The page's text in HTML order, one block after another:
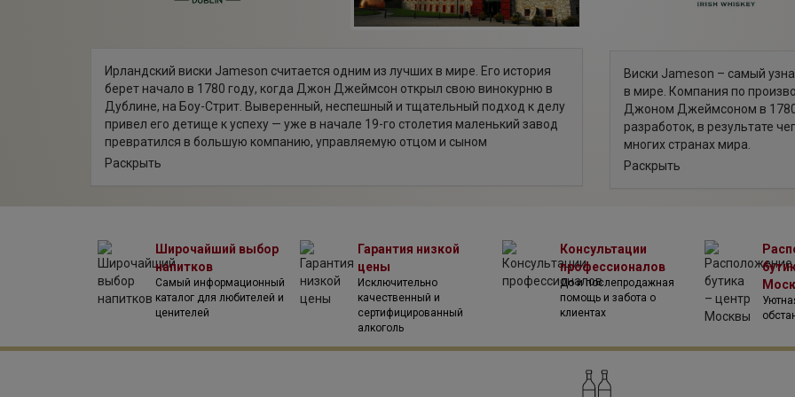
Ирландский виски Jameson считается одним из лучших в мире. Его история
берет начало в 1780 году, когда Джон Джеймсон открыл свою винокурню в
Дублине, на Боу-Стрит. Выверенный, неспешный и тщательный подход к делу
привел его детище к успеху — уже в начале 19-го столетия маленький завод
превратился в большую компанию, управляемую отцом и сыном
Джеймсонами.
традициям, безупречному качеству и многогранности вкусовых и
ароматических свойств.
Теперь производство виски Джемесон ведется в графстве Корк под
руководством концерна Pernod Ricard. В отличии от шотландского виски,
продукция Jameson проходит не двухступенчатую, а трехступенчатую
раскрывается тончайшим букетом ароматом.
Раскрыть
Виски Jameson – самый
в мире. Компания по
Джоном Джеймсоном в 1780
разработок, в результате
многих странах мира.
Сегодня ирландцы
слегка сладковатый вкус с
есть как классические
летний виски Jameson 18
неразрывную связь с
Фестиваля кино в Дублине,
Раскрыть
Широчайший выбор
напитков
Самый информационный
каталог для любителей и
ценителей
Гарантия низкой
цены
Исключительно
качественный и
сертифицированный
алкоголь
Консультации
профессионалов
До и послепродажная
помощь и забота о
клиентах